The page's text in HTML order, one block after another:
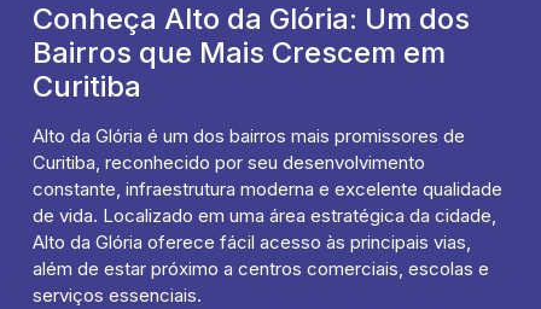
Conheça Alto da Glória: Um dos
Bairros que Mais Crescem em
Curitiba
Alto da Glória é um dos bairros mais promissores de
Curitiba, reconhecido por seu desenvolvimento
constante, infraestrutura moderna e excelente qualidade
de vida. Localizado em uma área estratégica da cidade,
Alto da Glória oferece fácil acesso às principais vias,
além de estar próximo a centros comerciais, escolas e
serviços essenciais.